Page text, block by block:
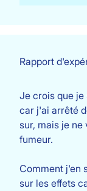
Rapport
Je crois que je
car j'ai arrêté
sur, mais je ne
fumeur.
Comment j'en
sur les effets